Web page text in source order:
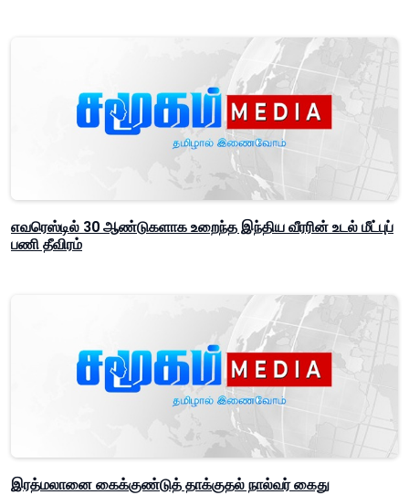
எவரெஸ்டில் 30 ஆண்டுகளாக உறைந்த இந்திய வீரரின் உடல் மீட்புப்
பணி தீவிரம்
இரத்மலானை கைக்குண்டுத் தாக்குதல் நால்வர் கைது